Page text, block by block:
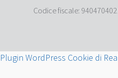
Codice fiscale:
Plugin WordPress Cookie di